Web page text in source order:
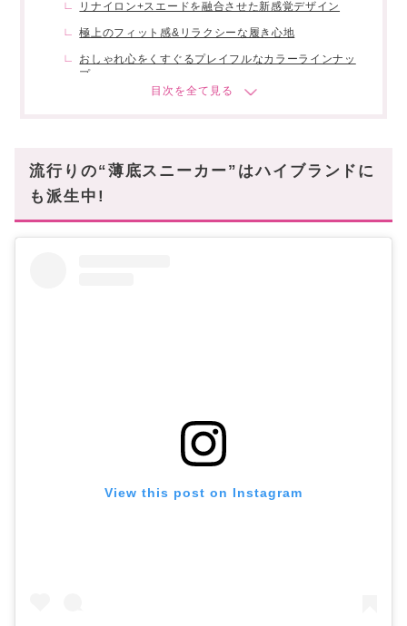
リナイロン+スエードを融合させた新感覚デザイン
極上のフィット感&リラクシーな履き心地
おしゃれ心をくすぐるプレイフルなカラーラインナッ
プ
ら目が離せない!
流行りの“薄底スニーカー”はハイブランドに
も派生中!
View this post on Instagram